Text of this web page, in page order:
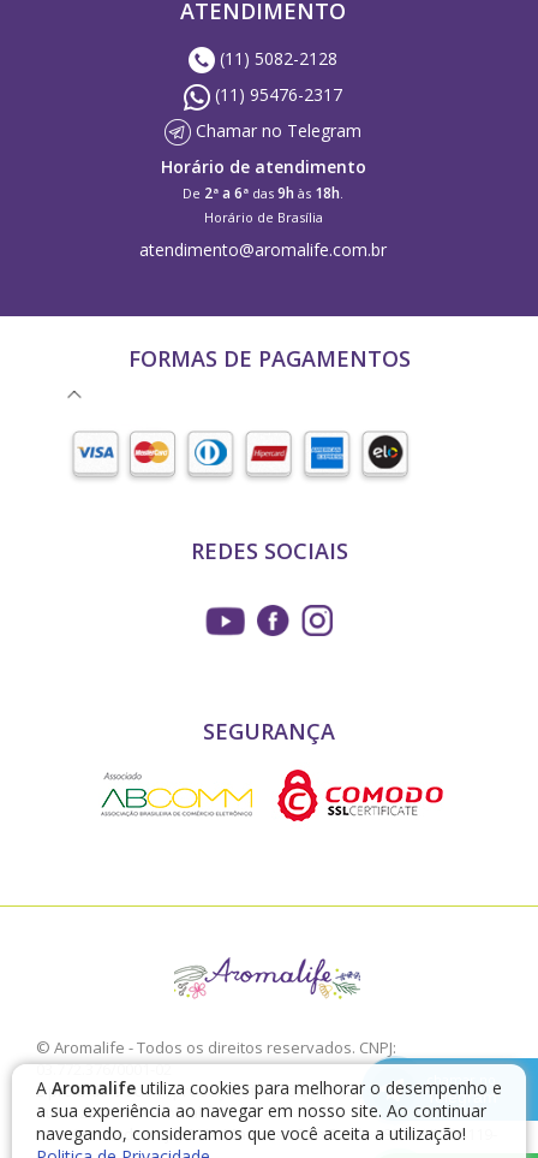
A Aromalife utiliza cookies para melhorar o desempenho e
a sua experiência ao navegar em nosso site. Ao continuar
navegando, consideramos que você aceita a utilização!
chamar no
Telegram
ATENDIMENTO
(11) 5082-2128
(11) 95476-2317
Chamar no Telegram
Horário de atendimento
De 2ª a 6ª das 9h às 18h.
Horário de Brasília
atendimento@aromalife.com.br
FORMAS DE PAGAMENTOS
REDES SOCIAIS
SEGURANÇA
© Aromalife - Todos os direitos reservados. CNPJ:
03.772.376/0001-02
É proibido a sua reprodução, total ou parcial, sem a expressa
autorização da Aromalife.
Rua: Conde de Irajá, 17 V. Mariana - São Paulo - SP / CEP: 04119-